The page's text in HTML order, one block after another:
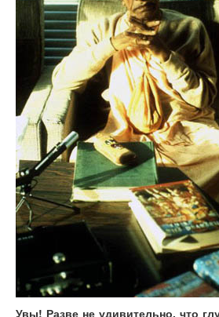
Увы! Разве не удивительно, что